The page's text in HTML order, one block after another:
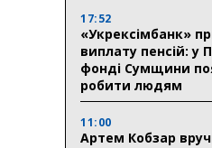
17:52
«Укрексімбанк»
виплату пенсій: у
фонді Сумщини
робити людям
11:00
Артем Кобзар